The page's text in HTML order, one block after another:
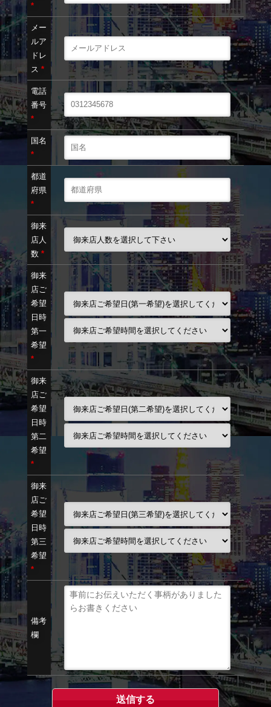
*
メー
ルア
ドレ
ス*
電話
番号
*
国名
*
都道
府県
*
御来
店人
数*
御来
店ご
希望
日時
第一
希望
*
御来
店ご
希望
日時
第二
希望
*
御来
店ご
希望
日時
第三
希望
*
備考
欄